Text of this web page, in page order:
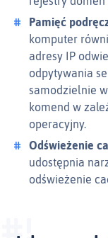
Pamięć
komputer
adresy IP
odpytywania
samodzielnie
komend w
operacyjny.
Odświeżenie
udostępnia
odświeżenie